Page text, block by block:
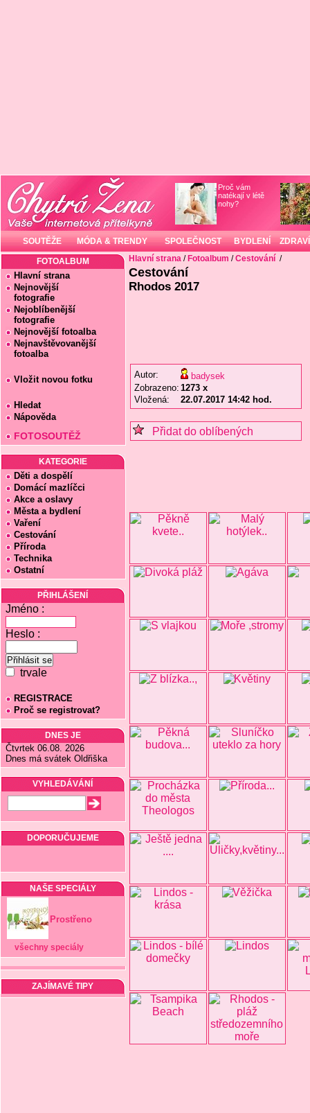
Proč vám
natékají v létě
nohy?
SOUTĚŽE MÓDA & TRENDY SPOLEČNOST BYDLENÍ ZDRAVÍ
FOTOALBUM
Hlavní strana
Nejnovější
fotografie
Nejoblíbenější
fotografie
Nejnovější fotoalba
Nejnavštěvovanější
fotoalba
Vložit novou fotku
Hledat
Nápověda
FOTOSOUTĚŽ
KATEGORIE
Děti a dospělí
Domácí mazlíčci
Akce a oslavy
Města a bydlení
Vaření
Cestování
Příroda
Technika
Ostatní
PŘIHLÁŠENÍ
Jméno :
Heslo :
trvale
REGISTRACE
Proč se registrovat?
DNES JE
Čtvrtek 06.08. 2026
Dnes má svátek Oldřiška
VYHLEDÁVÁNÍ
DOPORUČUJEME
NAŠE SPECIÁLY
Prostřeno
všechny speciály
ZAJÍMAVÉ TIPY
Hlavní strana / Fotoalbum /Cestování /
Cestování
Rhodos 2017
Autor:
badysek
Zobrazeno: 1273 x
Vložená:
22.07.2017 14:42 hod.
Přidat do oblíbených